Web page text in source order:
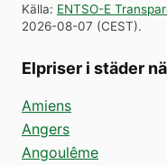
Källa: ENTSO-E
2026-08-07 (CEST).
Elpriser i städer
Amiens
Angers
Angoulême